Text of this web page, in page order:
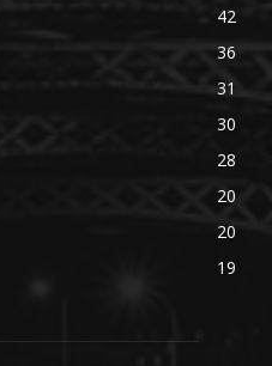
42
36
31
30
28
20
20
19